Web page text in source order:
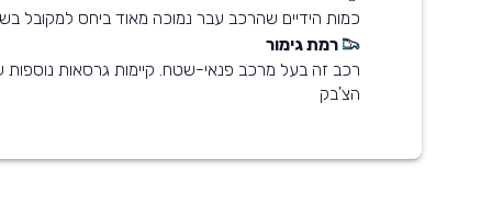
כמות הידיים שהרכב עבר נמוכה מאוד ביחס למקובל
רמת גימור
רכב זה בעל מרכב פנאי-שטח. קיימות גרסאות
הצ'בק